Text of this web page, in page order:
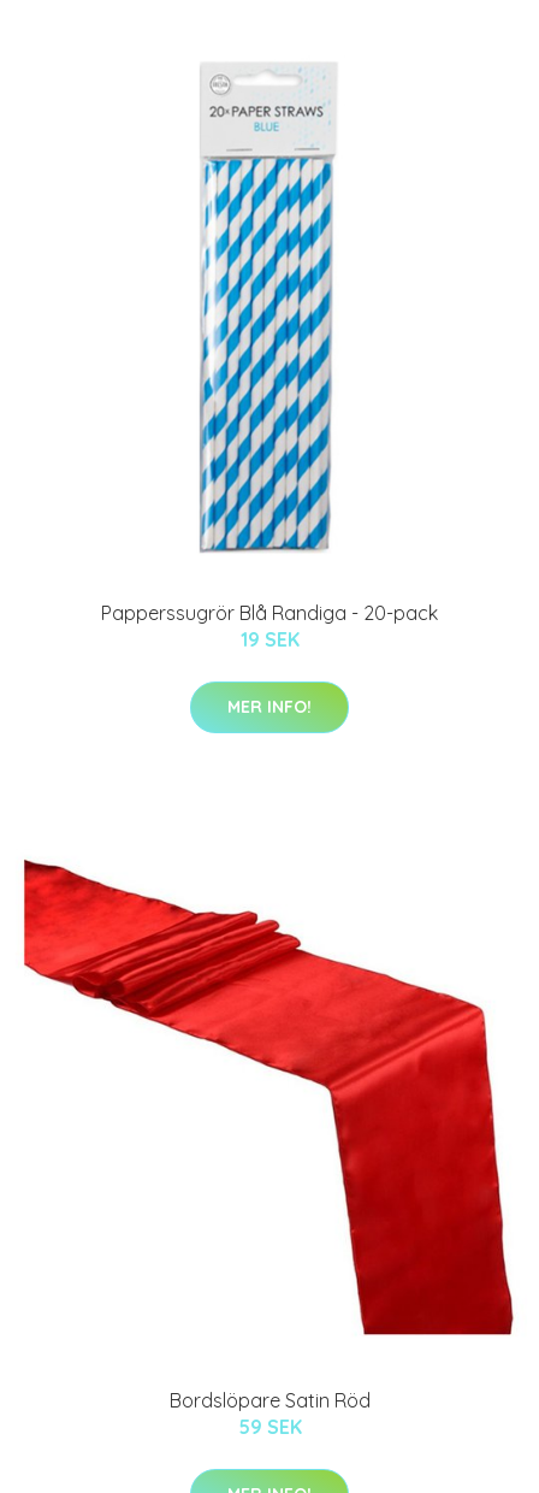
Papperssugrör Blå Randiga - 20-pack
19 SEK
MER INFO!
Bordslöpare Satin Röd
59 SEK